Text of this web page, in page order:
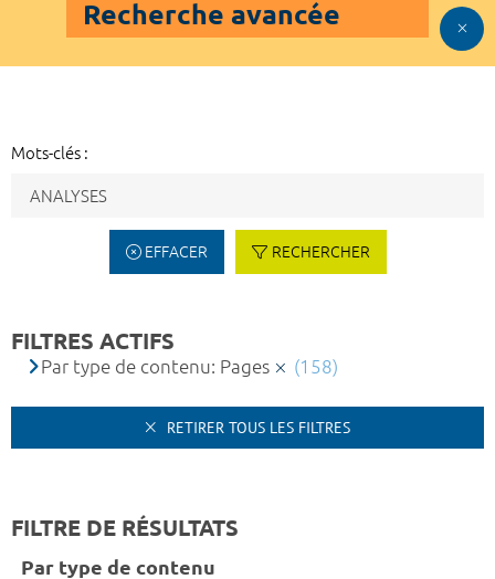
Recherche avancée
Mots-clés :
EFFACER RECHERCHER
FILTRES ACTIFS
Par type de contenu: Pages (158)
RETIRER TOUS LES FILTRES
FILTRE DE RÉSULTATS
Par type de contenu